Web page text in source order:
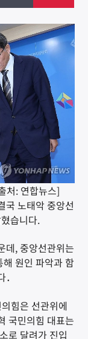
처: 연합뉴스]
국 노태악 중앙선
습니다.
데, 중앙선관위는
원인 파악과 함
힘은 선관위에
국민의힘 대표는
로 달려가 진입